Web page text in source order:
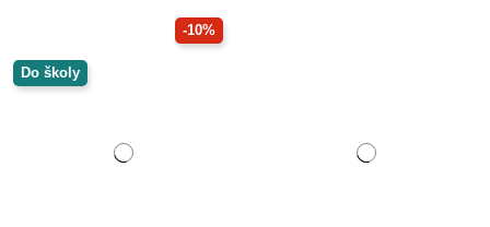
-10%
Do školy